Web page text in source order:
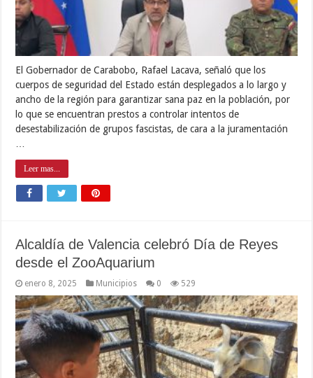
El Gobernador de Carabobo, Rafael Lacava, señaló que los
cuerpos de seguridad del Estado están desplegados a lo largo y
ancho de la región para garantizar sana paz en la población, por
lo que se encuentran prestos a controlar intentos de
desestabilización de grupos fascistas, de cara a la juramentación
Leer mas...
Alcaldía de Valencia celebró Día de Reyes
desde el ZooAquarium
enero 8, 2025 Municipios 0 529